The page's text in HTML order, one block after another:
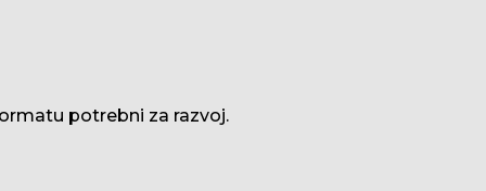
potrebni za razvoj.